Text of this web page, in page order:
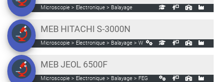
Microscopie > Electronique > Balayage
MEB HITACHI S-3000N
Microscopie > Electronique > Balayage > W
MEB JEOL 6500F
Microscopie > Electronique > Balayage > FEG